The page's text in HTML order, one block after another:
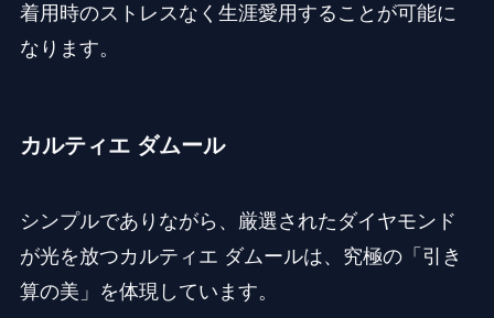
着用時のストレスなく生涯愛用することが可能に
なります。
カルティエ ダムール
シンプルでありながら、厳選されたダイヤモンド
が光を放つカルティエ ダムールは、究極の「引き
算の美」を体現しています。